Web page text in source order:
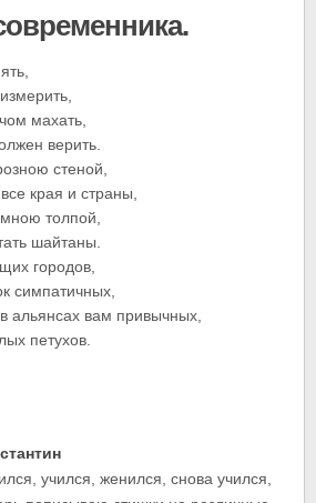
махать,
верить.
стеной,
края и страны,
толпой,
шайтаны.
городов,
симпатичных,
альянсах вам привычных,
петухов.
учился, женился, снова учился,